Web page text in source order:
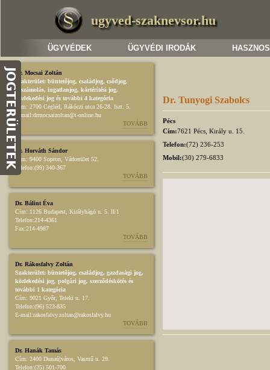
ugyved-szaknevsor.hu
ÜGYVÉDEK ÜGYVÉDI IRODÁK
Dr. Mocsai Zoltán
Szakterület: büntetőjog, családjog, csődjog,
felszámolás, ingatlanjog, kártérítési jog,
közlekedési jog és további 4 kategória
Cím: 2700 Cegléd, Rákóczi utca 26-28. fszt. 5.
E-mail:drmocsaizoltan@t-online.hu
TOVÁBB
Dr. Horváth Sándor
Cím: 9400 Sopron, Várkerület 52.
Telefon:(99) 340-367
TOVÁBB
Dr. Bálint Éva
Cím: 1126 Budapest, Királyhágó u. 5. II/1
Telefon:214-4361
Fax:214-4987
TOVÁBB
Dr. Rákosfalvy Zoltán
Szakterület: büntetőjog, családjog, gazdasági jog,
közlekedési jog, polgári jog, szerződéskötés és
további 1 kategória
Cím: 9021 Győr, Teleki u. 17.
Telefon:(96) 523-835
E-mail:rakosfalvy.zoltan@rakosfalvy.hu
TOVÁBB
Dr. Hanák Tamás
Cím: 2400 Dunaújváros, Vasmű u. 29.
Telefon:(25) 501-700
Dr. Tunyogi Szabolcs
Pécs
Cím:7621 Pécs, Király u. 15.
Telefon:(72) 236-253
Mobil:(30) 279-6833